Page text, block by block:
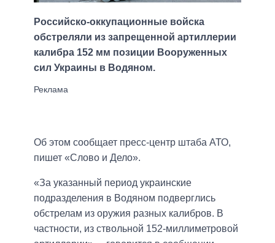
Российско-оккупационные войска
обстреляли из запрещенной артиллерии
калибра 152 мм позиции Вооруженных
сил Украины в Водяном.
Об этом сообщает пресс-центр штаба АТО,
пишет «Слово и Дело».
«За указанный период украинские
подразделения в Водяном подверглись
обстрелам из оружия разных калибров. В
частности, из ствольной 152-миллиметровой